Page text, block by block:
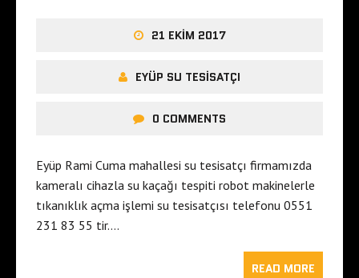
21 EKIM 2017
EYÜP SU TESISATÇI
0 COMMENTS
Eyüp Rami Cuma mahallesi su tesisatçı firmamızda
kameralı cihazla su kaçağı tespiti robot makinelerle
tıkanıklık açma işlemi su tesisatçısı telefonu 0551
231 83 55 tir….
READ MORE